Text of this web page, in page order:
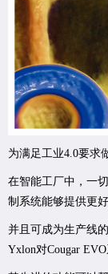
为满足工业4.0要求
在智能工厂中，一
制系统能够提供更
并且可成为生产线
Yxlon对Cougar